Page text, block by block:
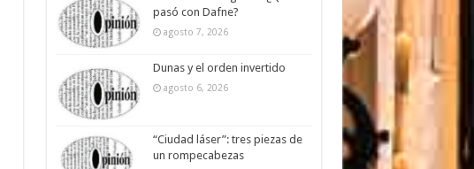
pasó con Dafne?
agosto 7, 2026
Dunas y el orden invertido
agosto 6, 2026
“Ciudad láser”: tres piezas de
un rompecabezas